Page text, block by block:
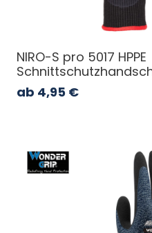
NIRO-S pro 5017 HPPE
ab 4,95 €